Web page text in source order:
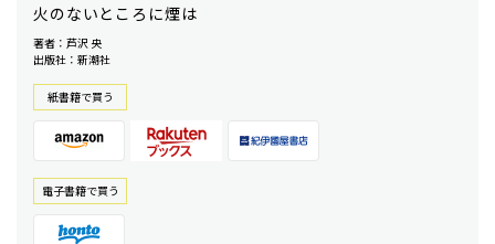
火のないところに煙は
著者：芦沢 央
出版社：新潮社
紙書籍で買う
電⼦書籍で買う